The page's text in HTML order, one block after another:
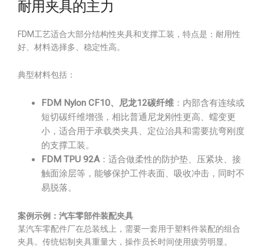
耐用夹具的主力
FDM工艺适合大部分结构性夹具和支撑工装，特点是：耐用性
好、材料选择多、稳定性高。
典型材料包括：
FDM Nylon CF10、尼龙12碳纤维 ：内部含有连续或
短切碳纤维增强，相比普通尼龙刚性更高、蠕变更
小，适合用于承载类夹具、定位治具和需要抗弯刚度
的支撑工装。
FDM TPU 92A：适合做柔性的防护垫、压紧块、接
触面涂层等，能够保护工件表面、吸收冲击，同时不
易脱落。
案例示例：汽车零部件装配夹具
某汽车零配件厂在总装线上，需要一套用于塑料件装配的组合
夹具。传统铝制夹具重量大，操作员长时间使用疲劳明显。